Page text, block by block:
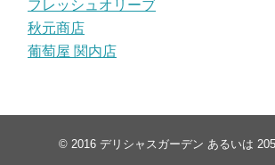
フレッシュオリーブ
秋元商店
葡萄屋 関内店
© 2016 デリシャスガーデン あるいは